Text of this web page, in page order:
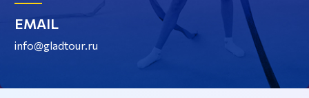
EMAIL
info@gladtour.ru